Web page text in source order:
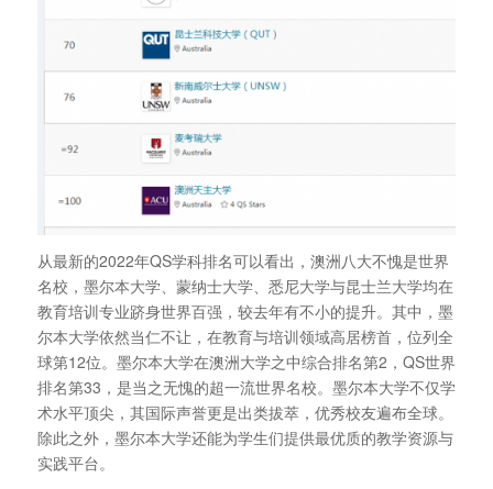
从最新的2022年QS学科排名可以看出，澳洲八大不愧是世界
名校，墨尔本大学、蒙纳士大学、悉尼大学与昆士兰大学均在
教育培训专业跻身世界百强，较去年有不小的提升。其中，墨
尔本大学依然当仁不让，在教育与培训领域高居榜首，位列全
球第12位。墨尔本大学在澳洲大学之中综合排名第2，QS世界
排名第33，是当之无愧的超一流世界名校。墨尔本大学不仅学
术水平顶尖，其国际声誉更是出类拔萃，优秀校友遍布全球。
除此之外，墨尔本大学还能为学生们提供最优质的教学资源与
实践平台。